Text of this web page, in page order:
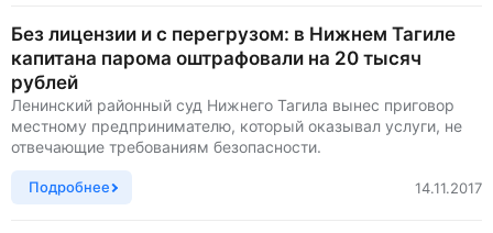
Без лицензии и с перегрузом: в Нижнем Тагиле
капитана парома оштрафовали на 20 тысяч
рублей
Ленинский районный суд Нижнего Тагила вынес приговор
местному предпринимателю, который оказывал услуги, не
отвечающие требованиям безопасности.
Подробнее 14.11.2017